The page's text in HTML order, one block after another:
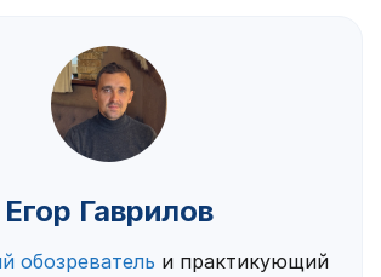
Егор Гаврилов
обозреватель и практикующий